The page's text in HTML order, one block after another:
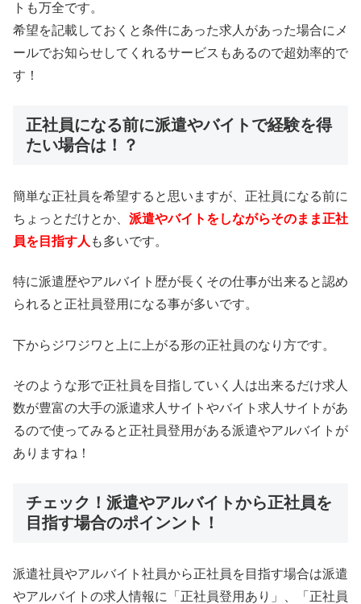
トも万全です。
希望を記載しておくと条件にあった求人があった場合にメ
ールでお知らせしてくれるサービスもあるので超効率的で
す！
正社員になる前に派遣やバイトで経験を得
たい場合は！？
簡単な正社員を希望すると思いますが、正社員になる前に
ちょっとだけとか、 派遣やバイトをしながらそのまま正社
員を目指す人 も多いです。
特に派遣歴やアルバイト歴が長くその仕事が出来ると認め
られると正社員登用になる事が多いです。
下からジワジワと上に上がる形の正社員のなり方です。
そのような形で正社員を目指していく人は出来るだけ求人
数が豊富の大手の派遣求人サイトやバイト求人サイトがあ
るので使ってみると正社員登用がある派遣やアルバイトが
ありますね！
チェック！派遣やアルバイトから正社員を
目指す場合のポインント！
派遣社員やアルバイト社員から正社員を目指す場合は派遣
やアルバイトの求人情報に「正社員登用あり」、「正社員